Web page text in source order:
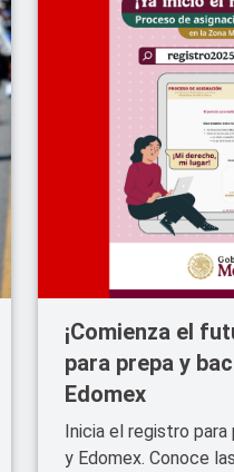
¡Comienza el
para prepa y
Edomex
Inicia el registro
y Edomex. Conoce